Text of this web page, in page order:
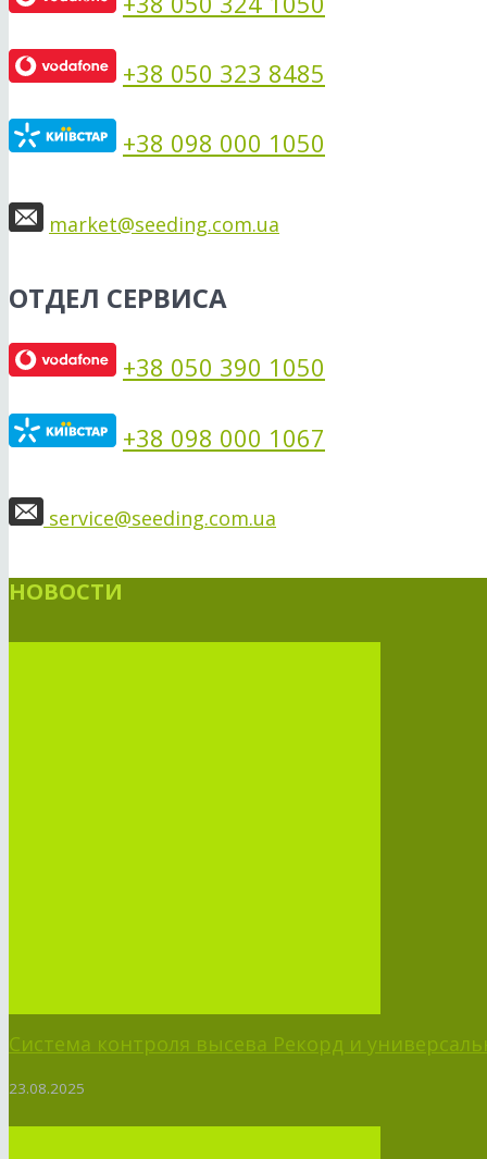
+38 050 323 8485
+38 098 000 1050
market@seeding.com.ua
ОТДЕЛ СЕРВИСА
+38 050 390 1050
+38 098 000 1067
service@seeding.com.ua
НОВОСТИ
Система контроля высева Рекорд и
23.08.2025